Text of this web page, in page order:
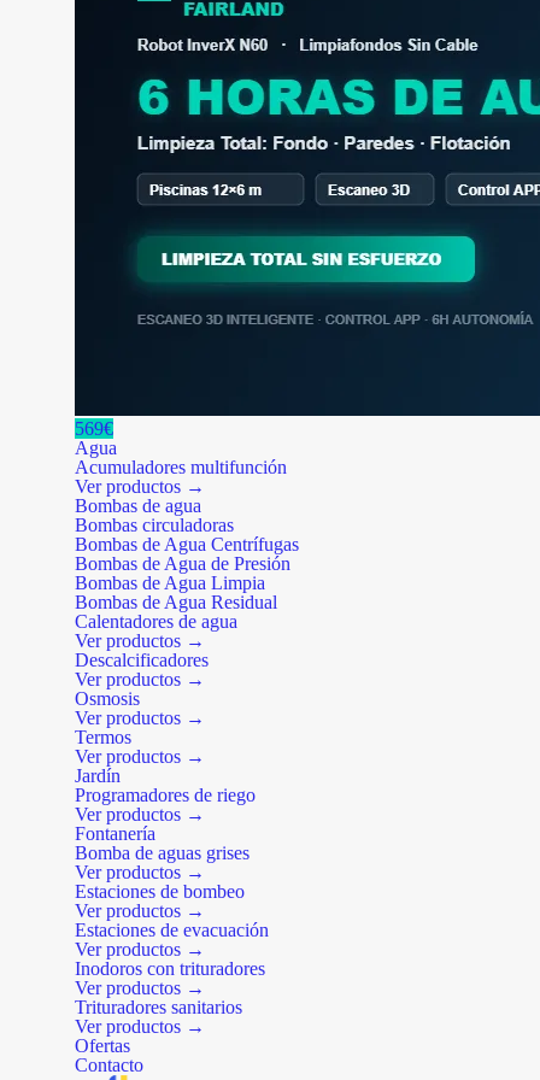
569€
Agua
Acumuladores multifunción
Ver productos →
Bombas de agua
Bombas circuladoras
Bombas de Agua Centrífugas
Bombas de Agua de Presión
Bombas de Agua Limpia
Bombas de Agua Residual
Calentadores de agua
Ver productos →
Descalcificadores
Ver productos →
Osmosis
Ver productos →
Termos
Ver productos →
Jardín
Programadores de riego
Ver productos →
Fontanería
Bomba de aguas grises
Ver productos →
Estaciones de bombeo
Ver productos →
Estaciones de evacuación
Ver productos →
Inodoros con trituradores
Ver productos →
Trituradores sanitarios
Ver productos →
Ofertas
Contacto